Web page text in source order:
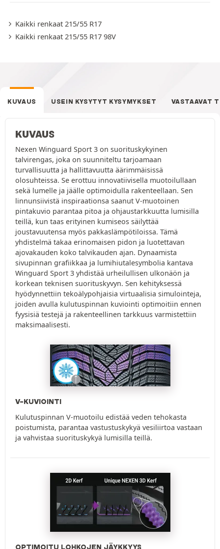
Kaikki renkaat 215/55 R17
Kaikki renkaat 215/55 R17 98V
KUVAUS USEIN KYSYTYT KYSYMYKSET VASTAAVAT
KUVAUS
Nexen Winguard Sport 3 on suorituskykyinen
talvirengas, joka on suunniteltu tarjoamaan
turvallisuutta ja hallittavuutta äärimmäisissä
olosuhteissa. Se erottuu innovatiivisella muotoilullaan
sekä lumelle ja jäälle optimoidulla rakenteellaan. Sen
linnunsiivistä inspiraationsa saanut V-muotoinen
pintakuvio parantaa pitoa ja ohjaustarkkuutta lumisilla
teillä, kun taas erityinen kumiseos säilyttää
joustavuutensa myös pakkaslämpötiloissa. Tämä
yhdistelmä takaa erinomaisen pidon ja luotettavan
ajovakauden koko talvikauden ajan. Dynaamista
sivupinnan grafiikkaa ja lumihiutalesymbolia kantava
Winguard Sport 3 yhdistää urheilullisen ulkonäön ja
korkean teknisen suorituskyvyn. Sen kehityksessä
hyödynnettiin tekoälypohjaisia virtuaalisia simulointeja,
joiden avulla kulutuspinnan kuviointi optimoitiin ennen
fyysisiä testejä ja rakenteellinen tarkkuus varmistettiin
maksimaalisesti.
V-KUVIOINTI
Kulutuspinnan V-muotoilu edistää veden tehokasta
poistumista, parantaa vastustuskykyä vesiliirtoa vastaan
ja vahvistaa suorituskykyä lumisilla teillä.
OPTIMOITU LOHKOJEN JÄYKKYYS